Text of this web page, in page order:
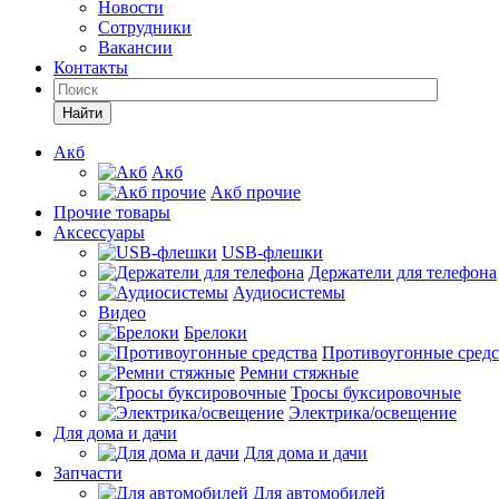
Новости
Сотрудники
Вакансии
Контакты
Найти
Акб
Акб
Акб прочие
Прочие товары
Аксессуары
USB-флешки
Держатели для телефона
Аудиосистемы
Видео
Брелоки
Противоугонные
Ремни стяжные
Тросы буксировочные
Электрика/освещение
Для дома и дачи
Для дома и дачи
Запчасти
Для автомобилей